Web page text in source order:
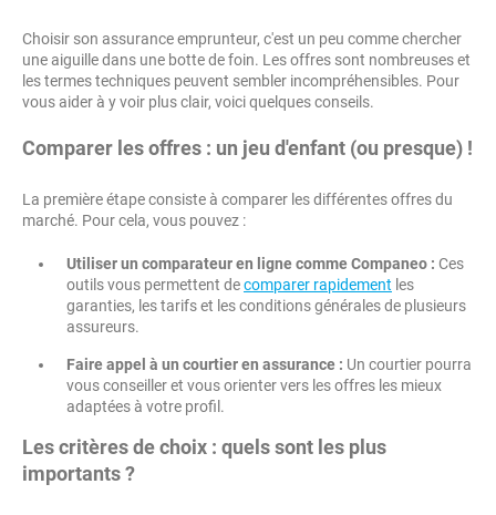
Choisir son assurance emprunteur, c'est un peu comme chercher
une aiguille dans une botte de foin. Les offres sont nombreuses et
les termes techniques peuvent sembler incompréhensibles. Pour
vous aider à y voir plus clair, voici quelques conseils.
Comparer les offres : un jeu d'enfant (ou presque) !
La première étape consiste à comparer les différentes offres du
marché. Pour cela, vous pouvez :
Utiliser un comparateur en ligne comme Companeo : Ces
outils vous permettent decomparer rapidement les
garanties, les tarifs et les conditions générales de plusieurs
assureurs.
Faire appel à un courtier en assurance : Un courtier pourra
vous conseiller et vous orienter vers les offres les mieux
adaptées à votre profil.
Les critères de choix : quels sont les plus
importants ?